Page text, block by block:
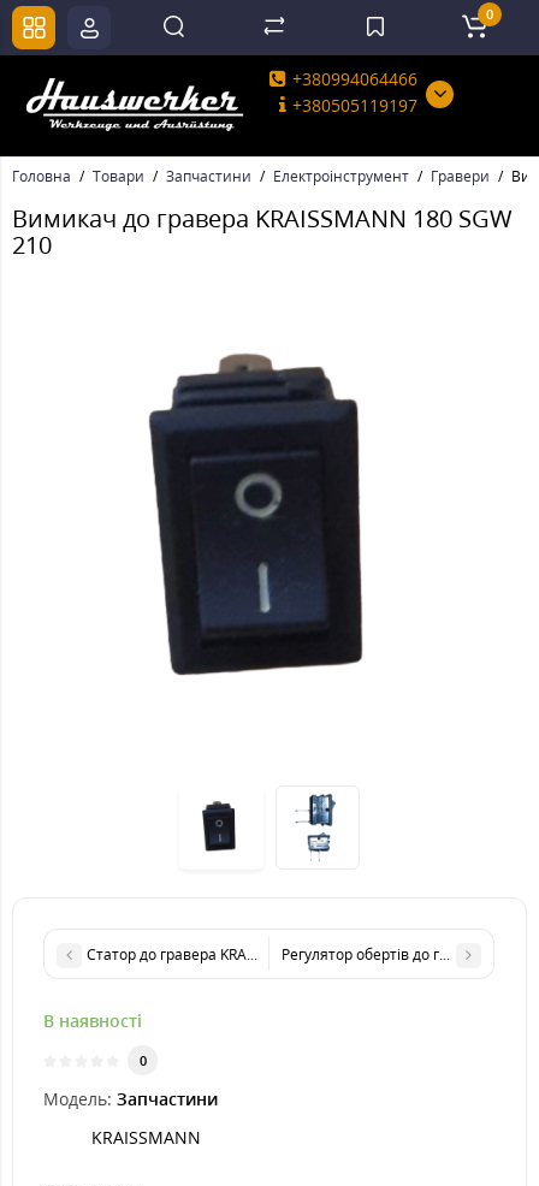
+380994064466
+380505119197
0
Головна Товари Запчастини Електроінструмент Гравери
Вимикач до гравера KRAISSMANN 180 SGW
210
Статор до гравера KRAISSMANN 180 SGW 210
Регулятор обертів до гравера
В наявності
0
Модель: Запчастини
KRAISSMANN